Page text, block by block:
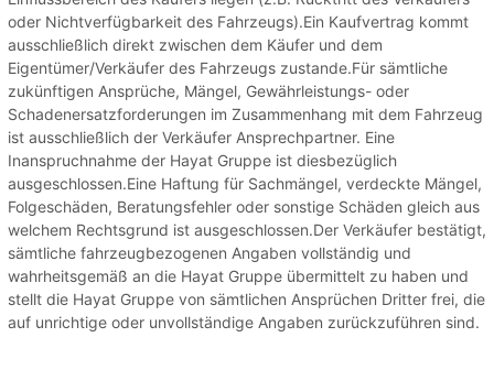
oder Nichtverfügbarkeit des Fahrzeugs).Ein Kaufvertrag kommt
ausschließlich direkt zwischen dem Käufer und dem
Eigentümer/Verkäufer des Fahrzeugs zustande.Für sämtliche
zukünftigen Ansprüche, Mängel, Gewährleistungs- oder
Schadenersatzforderungen im Zusammenhang mit dem Fahrzeug
ist ausschließlich der Verkäufer Ansprechpartner. Eine
Inanspruchnahme der Hayat Gruppe ist diesbezüglich
ausgeschlossen.Eine Haftung für Sachmängel, verdeckte Mängel,
Folgeschäden, Beratungsfehler oder sonstige Schäden gleich aus
welchem Rechtsgrund ist ausgeschlossen.Der Verkäufer bestätigt,
sämtliche fahrzeugbezogenen Angaben vollständig und
wahrheitsgemäß an die Hayat Gruppe übermittelt zu haben und
stellt die Hayat Gruppe von sämtlichen Ansprüchen Dritter frei, die
auf unrichtige oder unvollständige Angaben zurückzuführen sind.